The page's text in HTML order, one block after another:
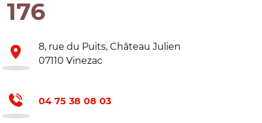
176
8, rue du Puits, Château Julien
07110 Vinezac
04 75 38 08 03